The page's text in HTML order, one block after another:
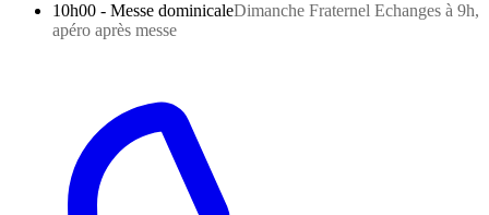
10h00 - Messe dominicaleDimanche Fraternel Echanges à 9h,
apéro après messe